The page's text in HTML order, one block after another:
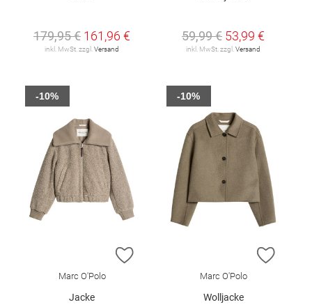
179,95 € 161,96 €
inkl. MwSt. zzgl.Versand
59,99 € 53,99 €
inkl. MwSt. zzgl.Versand
ZUR WUNSCHLISTE HINZUFÜGEN
Marc O'Polo
Jacke
-10%
ZUR
Marc O'Polo
Wolljacke
-10%